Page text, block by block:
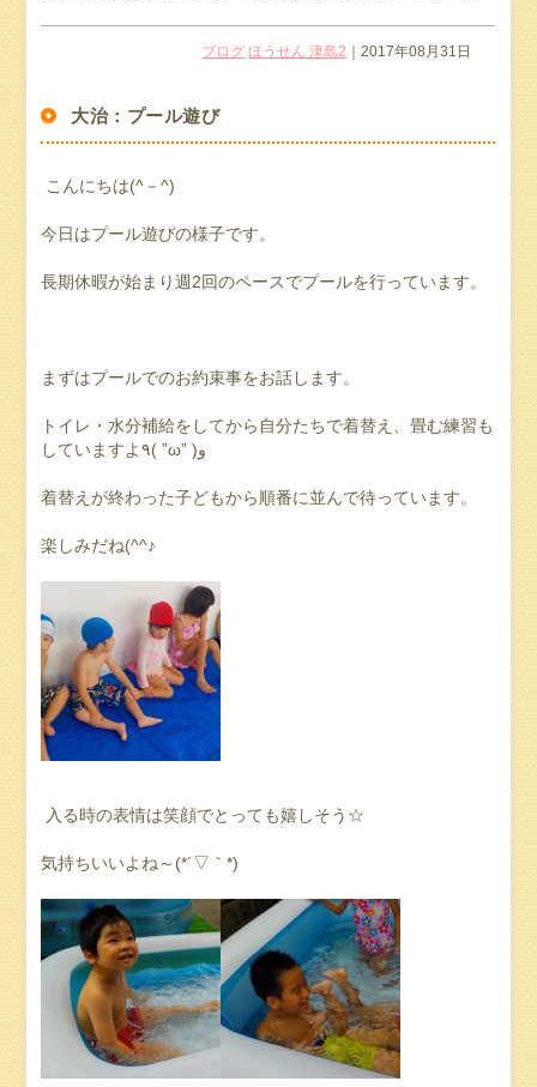
ブログ ほうせん 津島2 ｜2017年08月31日
大治：プール遊び
こんにちは(^－^)
今日はプール遊びの様子です。
長期休暇が始まり週2回のペースでプールを行っています。
まずはプールでのお約束事をお話します。
トイレ・水分補給をしてから自分たちで着替え、畳む練習も
していますよ٩( ”ω” )و
着替えが終わった子どもから順番に並んで待っています。
楽しみだね(^^♪
入る時の表情は笑顔でとっても嬉しそう☆
気持ちいいよね～(*´▽｀*)